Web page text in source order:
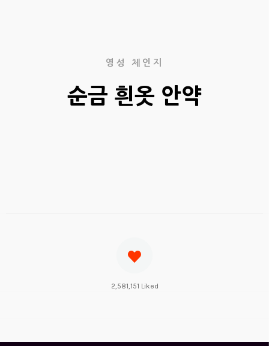
영성 체인지
순금 흰옷 안약
2,581,151 Liked